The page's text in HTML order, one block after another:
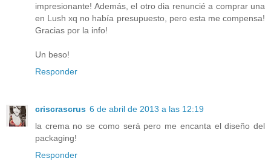
impresionante! Además, el otro dia renuncié a comprar una
en Lush xq no había presupuesto, pero esta me compensa!
Gracias por la info!
Un beso!
Responder
criscrascrus 6 de abril de 2013 a las 12:19
la crema no se como será pero me encanta el diseño del
packaging!
Responder